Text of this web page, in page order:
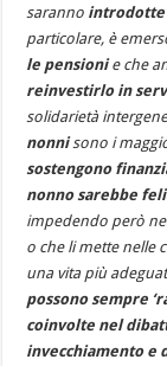
saranno introdotte
particolare, è
le pensionie che
reinvestirlo in
solidarietà
nonnisono i
sostengono
nonno sarebbe
impedendo però
o che li mette nelle
una vita più
possono sempre
coinvolte nel
invecchiamento e